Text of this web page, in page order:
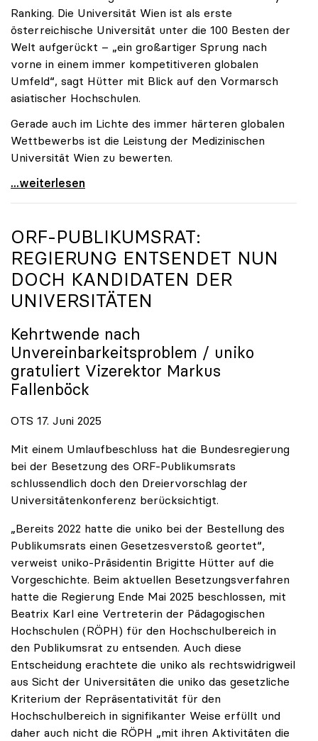
Ranking. Die Universität Wien ist als erste
österreichische Universität unter die 100 Besten der
Welt aufgerückt – „ein großartiger Sprung nach
vorne in einem immer kompetitiveren globalen
Umfeld“, sagt Hütter mit Blick auf den Vormarsch
asiatischer Hochschulen.
Gerade auch im Lichte des immer härteren globalen
Wettbewerbs ist die Leistung der Medizinischen
Universität Wien zu bewerten.
„Top-Rankingplätze heimischer Universitäten geben
...weiterlesen
ORF-PUBLIKUMSRAT:
REGIERUNG ENTSENDET NUN
DOCH KANDIDATEN DER
UNIVERSITÄTEN
Kehrtwende nach
Unvereinbarkeitsproblem / uniko
gratuliert Vizerektor Markus
Fallenböck
OTS 17. Juni 2025
Mit einem Umlaufbeschluss hat die Bundesregierung
bei der Besetzung des ORF-Publikumsrats
schlussendlich doch den Dreiervorschlag der
Universitätenkonferenz berücksichtigt.
„Bereits 2022 hatte die uniko bei der Bestellung des
Publikumsrats einen Gesetzesverstoß geortet“,
verweist uniko-Präsidentin Brigitte Hütter auf die
Vorgeschichte. Beim aktuellen Besetzungsverfahren
hatte die Regierung Ende Mai 2025 beschlossen, mit
Beatrix Karl eine Vertreterin der Pädagogischen
Hochschulen (RÖPH) für den Hochschulbereich in
den Publikumsrat zu entsenden. Auch diese
Entscheidung erachtete die uniko als rechtswidrigweil
aus Sicht der Universitäten die uniko das gesetzliche
Kriterium der Repräsentativität für den
Hochschulbereich in signifikanter Weise erfüllt und
daher auch nicht die RÖPH „mit ihren Aktivitäten die